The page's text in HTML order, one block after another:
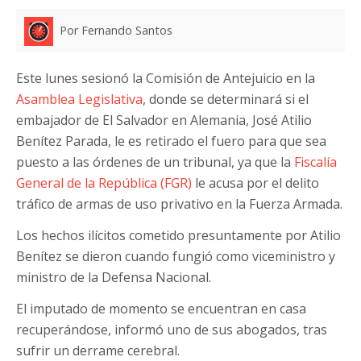
Por Fernando Santos
Este lunes sesionó la Comisión de Antejuicio en la
Asamblea Legislativa, donde se determinará si el
embajador de El Salvador en Alemania, José Atilio
Benítez Parada, le es retirado el fuero para que sea
puesto a las órdenes de un tribunal, ya que la Fiscalía
General de la República (FGR) le acusa por el delito
tráfico de armas de uso privativo en la Fuerza Armada.
Los hechos ilícitos cometido presuntamente por Atilio
Benítez se dieron cuando fungió como viceministro y
ministro de la Defensa Nacional.
El imputado de momento se encuentran en casa
recuperándose, informó uno de sus abogados, tras
sufrir un derrame cerebral.